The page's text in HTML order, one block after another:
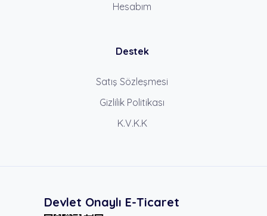
Hesabım
Destek
Satış Sözleşmesi
Gizlilik Politikası
K.V.K.K
Devlet Onaylı E-Ticaret